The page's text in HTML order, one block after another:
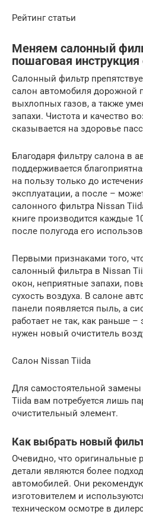
Рейтинг статьи
Меняем салонный
пошаговая инструкция
Салонный фильтр
салон автомобиля дорожной
выхлопных газов, а также
запахи. Чистота и качество
сказывается на здоровье
Благодаря фильтру салона в
поддерживается
на пользу только до
эксплуатации, а после –
салонного фильтра Nissan
книге производится каждые
после полугода его
Первыми признаками того,
салонный фильтра в Nissan
окон, неприятные запахи,
сухость воздуха. В салоне
панели появляется пыль, а
работает не так, как раньше –
нужен новый очиститель
Салон Nissan Tiida
Для самостоятельной
Tiida вам потребуется лишь
очистительный элемент.
Как выбрать новый
Очевидно, что оригинальные
детали являются более
автомобилей. Они
изготовителем и
техническом осмотре в